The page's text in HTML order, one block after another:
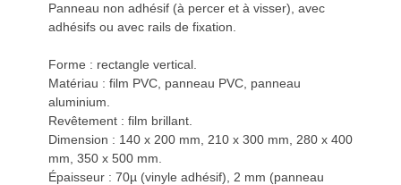
Panneau non adhésif (à percer et à visser), avec
adhésifs ou avec rails de fixation.
Forme : rectangle vertical.
Matériau : film PVC, panneau PVC, panneau
aluminium.
Revêtement : film brillant.
Dimension : 140 x 200 mm, 210 x 300 mm, 280 x 400
mm, 350 x 500 mm.
Épaisseur : 70µ (vinyle adhésif), 2 mm (panneau